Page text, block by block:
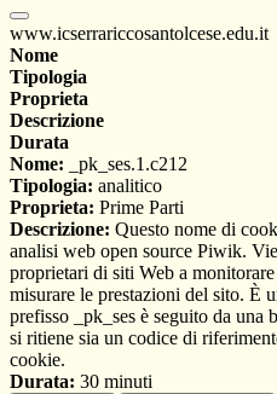
www.icserrariccosantolcese.edu.it
Nome
Tipologia
Proprieta
Descrizione
Durata
Nome: _pk_ses.1.c212
Tipologia: analitico
Proprieta: Prime Parti
Descrizione: Questo nome di
analisi web open source Piwik.
proprietari di siti Web a
misurare le prestazioni del sito. È
prefisso _pk_ses è seguito da una
si ritiene sia un codice di
cookie.
Durata: 30 minuti